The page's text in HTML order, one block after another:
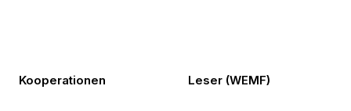
Kooperationen Leser (WEMF)